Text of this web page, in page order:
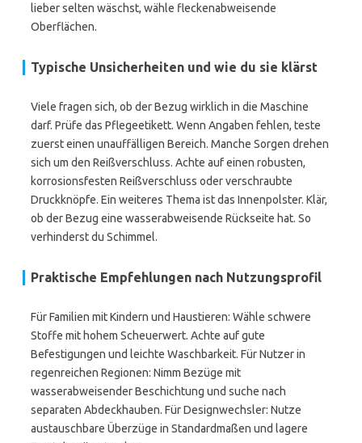
lieber selten wäschst, wähle fleckenabweisende
Oberflächen.
Typische Unsicherheiten und wie du sie klärst
Viele fragen sich, ob der Bezug wirklich in die Maschine
darf. Prüfe das Pflegeetikett. Wenn Angaben fehlen, teste
zuerst einen unauffälligen Bereich. Manche Sorgen drehen
sich um den Reißverschluss. Achte auf einen robusten,
korrosionsfesten Reißverschluss oder verschraubte
Druckknöpfe. Ein weiteres Thema ist das Innenpolster. Klär,
ob der Bezug eine wasserabweisende Rückseite hat. So
verhinderst du Schimmel.
Praktische Empfehlungen nach Nutzungsprofil
Für Familien mit Kindern und Haustieren: Wähle schwere
Stoffe mit hohem Scheuerwert. Achte auf gute
Befestigungen und leichte Waschbarkeit. Für Nutzer in
regenreichen Regionen: Nimm Bezüge mit
wasserabweisender Beschichtung und suche nach
separaten Abdeckhauben. Für Designwechsler: Nutze
austauschbare Überzüge in Standardmaßen und lagere